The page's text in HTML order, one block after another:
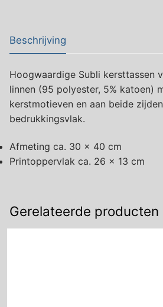
Beschrijving
Hoogwaardige Subli kersttassen
linnen (95 polyester, 5% katoen)
kerstmotieven en aan beide
bedrukkingsvlak.
Afmeting ca. 30 x 40 cm
Printoppervlak ca. 26 x 13 cm
Gerelateerde producten